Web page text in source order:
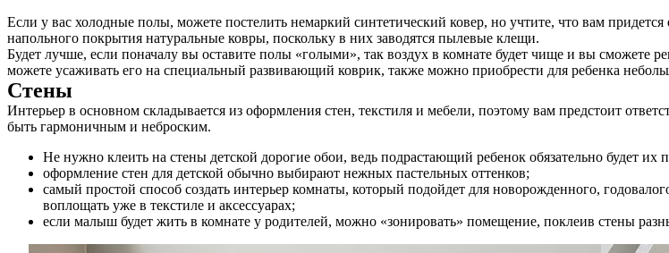
Если у вас холодные полы, можете постелить немаркий синтетический ковер, но учтите, что вам
напольного покрытия натуральные ковры, поскольку в них заводятся пылевые клещи.
Будет лучше, если поначалу вы оставите полы «голыми», так воздух в комнате будет чище и вы сможете
можете усаживать его на специальный развивающий коврик, также можно приобрести для ребенка
Стены
Интерьер в основном складывается из оформления стен, текстиля и мебели, поэтому вам предстоит
быть гармоничным и неброским.
Не нужно клеить на стены детской дорогие обои, ведь подрастающий ребенок обязательно будет их
оформление стен для детской обычно выбирают нежных пастельных оттенков;
самый простой способ создать интерьер комнаты, который подойдет для новорожденного,
воплощать уже в текстиле и аксессуарах;
если малыш будет жить в комнате у родителей, можно «зонировать» помещение, поклеив стены